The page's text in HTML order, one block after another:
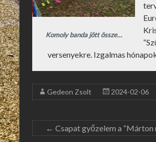
Komoly banda jött össze…
versenyekre. Izgalmas
Gedeon Zsolt 2024-02-06
← Csapat győzelem a “Márton